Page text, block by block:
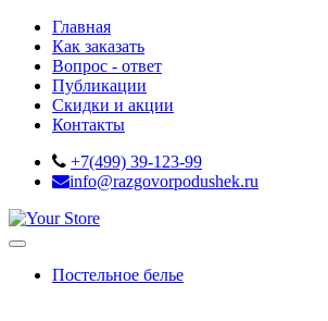
Главная
Как заказать
Вопрос - ответ
Публикации
Скидки и акции
Контакты
+7(499) 39-123-99
info@razgovorpodushek.ru
Постельное белье